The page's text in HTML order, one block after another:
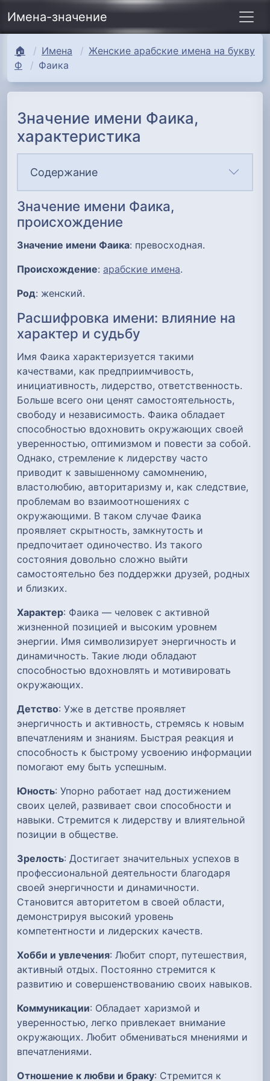
Имена-значение
🏠 Имена
Женские арабские имена на букву
Ф
Фаика
Значение имени Фаика,
характеристика
Содержание
Значение имени Фаика,
происхождение
Значение имени Фаика: превосходная.
Происхождение: арабские имена.
Род: женский.
Расшифровка имени: влияние на
характер и судьбу
Имя Фаика характеризуется такими
качествами, как предприимчивость,
инициативность, лидерство, ответственность.
Больше всего они ценят самостоятельность,
свободу и независимость. Фаика обладает
способностью вдохновить окружающих своей
уверенностью, оптимизмом и повести за собой.
Однако, стремление к лидерству часто
приводит к завышенному самомнению,
властолюбию, авторитаризму и, как следствие,
проблемам во взаимоотношениях с
окружающими. В таком случае Фаика
проявляет скрытность, замкнутость и
предпочитает одиночество. Из такого
состояния довольно сложно выйти
самостоятельно без поддержки друзей, родных
и близких.
Характер: Фаика — человек с активной
жизненной позицией и высоким уровнем
энергии. Имя символизирует энергичность и
динамичность. Такие люди обладают
способностью вдохновлять и мотивировать
окружающих.
Детство: Уже в детстве проявляет
энергичность и активность, стремясь к новым
впечатлениям и знаниям. Быстрая реакция и
способность к быстрому усвоению информации
помогают ему быть успешным.
Юность: Упорно работает над достижением
своих целей, развивает свои способности и
навыки. Стремится к лидерству и влиятельной
позиции в обществе.
Зрелость: Достигает значительных успехов в
профессиональной деятельности благодаря
своей энергичности и динамичности.
Становится авторитетом в своей области,
демонстрируя высокий уровень
компетентности и лидерских качеств.
Хобби и увлечения: Любит спорт, путешествия,
активный отдых. Постоянно стремится к
развитию и совершенствованию своих навыков.
Коммуникации: Обладает харизмой и
уверенностью, легко привлекает внимание
окружающих. Любит обмениваться мнениями и
впечатлениями.
Отношение к любви и браку: Стремится к